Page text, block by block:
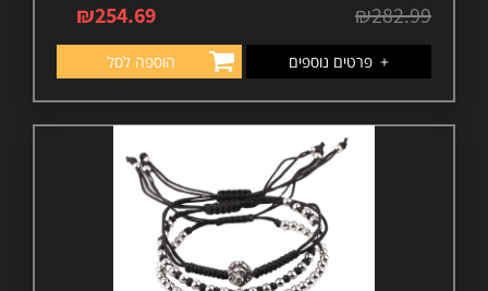
₪282.99
₪254.69
+ פרטים נוספים הוספה לסל